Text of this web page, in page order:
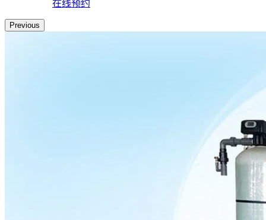
在线预约
Previous